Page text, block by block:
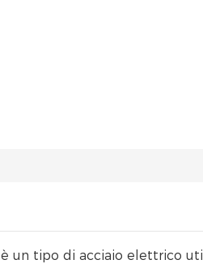
è un tipo di acciaio elettrico